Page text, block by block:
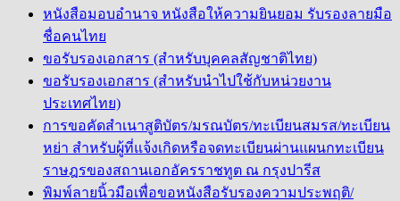
หนังสือมอบอำนาจ หนังสือให้ความยินยอม รับรองลายมือ
ชื่อคนไทย
ขอรับรองเอกสาร (สำหรับบุคคลสัญชาติไทย)
ขอรับรองเอกสาร (สำหรับนำไปใช้กับหน่วยงาน
ประเทศไทย)
การขอคัดสำเนาสูติบัตร/มรณบัตร/ทะเบียนสมรส/ทะเบียน
หย่า สำหรับผู้ที่แจ้งเกิดหรือจดทะเบียนผ่านแผนกทะเบียน
ราษฎรของสถานเอกอัครราชทูต ณ กรุงปารีส
พิมพ์ลายนิ้วมือเพื่อขอหนังสือรับรองความประพฤติ/